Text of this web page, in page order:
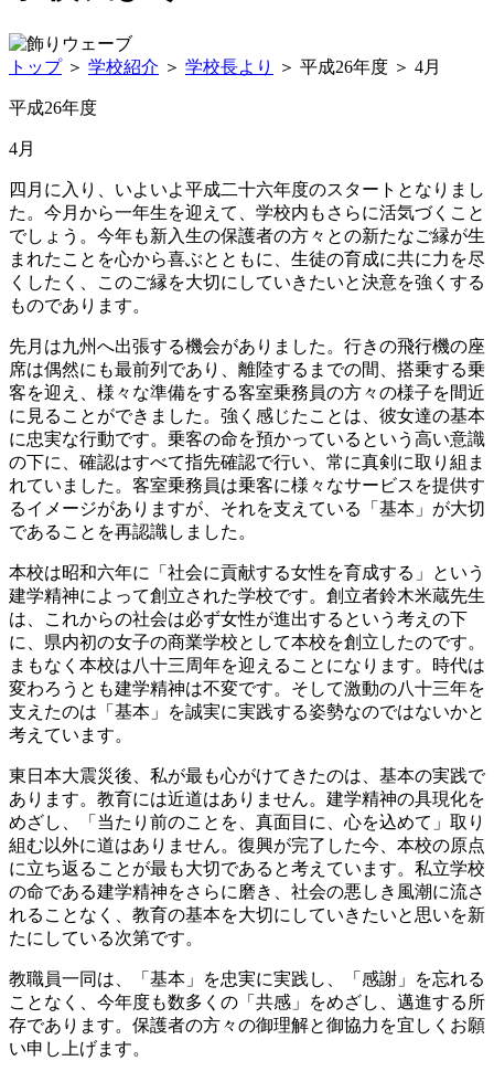
トップ＞ 学校紹介 ＞ 学校長より ＞ 平成26年度 ＞ 4月
平成26年度
4月
四月に入り、いよいよ平成二十六年度のスタートとなりまし
た。今月から一年生を迎えて、学校内もさらに活気づくこと
でしょう。今年も新入生の保護者の方々との新たなご縁が生
まれたことを心から喜ぶとともに、生徒の育成に共に力を尽
くしたく、このご縁を大切にしていきたいと決意を強くする
ものであります。
先月は九州へ出張する機会がありました。行きの飛行機の座
席は偶然にも最前列であり、離陸するまでの間、搭乗する乗
客を迎え、様々な準備をする客室乗務員の方々の様子を間近
に見ることができました。強く感じたことは、彼女達の基本
に忠実な行動です。乗客の命を預かっているという高い意識
の下に、確認はすべて指先確認で行い、常に真剣に取り組ま
れていました。客室乗務員は乗客に様々なサービスを提供す
るイメージがありますが、それを支えている「基本」が大切
であることを再認識しました。
本校は昭和六年に「社会に貢献する女性を育成する」という
建学精神によって創立された学校です。創立者鈴木米蔵先生
は、これからの社会は必ず女性が進出するという考えの下
に、県内初の女子の商業学校として本校を創立したのです。
まもなく本校は八十三周年を迎えることになります。時代は
変わろうとも建学精神は不変です。そして激動の八十三年を
支えたのは「基本」を誠実に実践する姿勢なのではないかと
考えています。
東日本大震災後、私が最も心がけてきたのは、基本の実践で
あります。教育には近道はありません。建学精神の具現化を
めざし、「当たり前のことを、真面目に、心を込めて」取り
組む以外に道はありません。復興が完了した今、本校の原点
に立ち返ることが最も大切であると考えています。私立学校
の命である建学精神をさらに磨き、社会の悪しき風潮に流さ
れることなく、教育の基本を大切にしていきたいと思いを新
たにしている次第です。
教職員一同は、「基本」を忠実に実践し、「感謝」を忘れる
ことなく、今年度も数多くの「共感」をめざし、邁進する所
存であります。保護者の方々の御理解と御協力を宜しくお願
い申し上げます。